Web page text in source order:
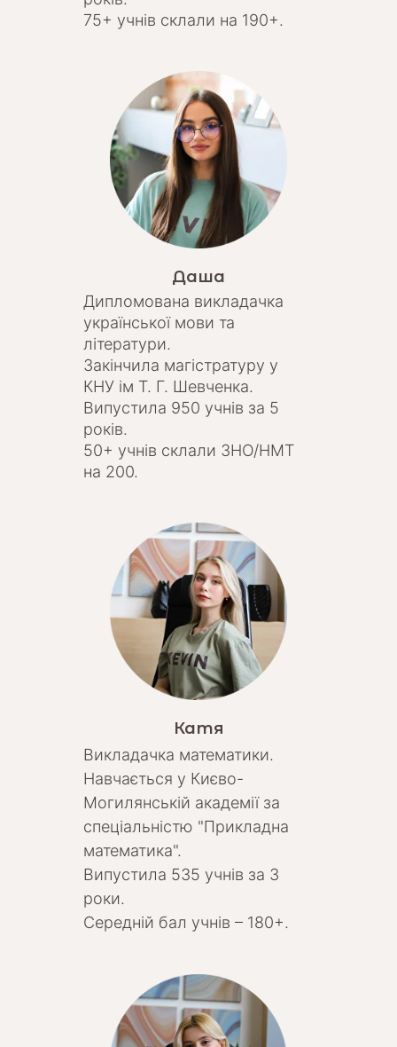
75+ учнів склали на 190+.
Даша
Дипломована викладачка
української мови та
літератури.
Закінчила магістратуру у
КНУ ім Т. Г. Шевченка.
Випустила 950 учнів за 5
років.
50+ учнів склали ЗНО/НМТ
на 200.
Катя
Викладачка математики.
Навчається у Києво-
Могилянській академії за
спеціальністю "Прикладна
математика".
Випустила 535 учнів за 3
роки.
Середній бал учнів – 180+.